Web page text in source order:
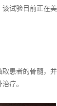
试验目前正在
患者的骨髓，
疗。